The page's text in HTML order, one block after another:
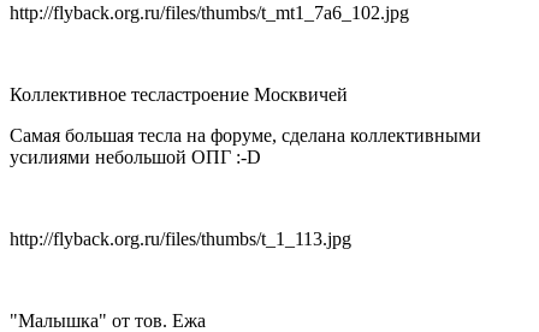
http://flyback.org.ru/files/thumbs/t_mt1_7a6_102.jpg
Коллективное тесластроение Москвичей
Самая большая тесла на форуме, сделана коллективными
усилиями небольшой ОПГ :-D
http://flyback.org.ru/files/thumbs/t_1_113.jpg
"Малышка" от тов. Ежа